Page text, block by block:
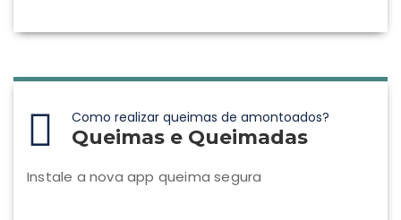
Como realizar queimas de amontoados?
Queimas e Queimadas
Instale a nova app queima segura